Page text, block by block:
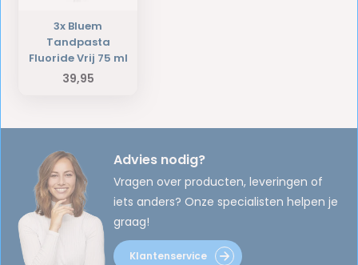
3x Bluem
Tandpasta
Fluoride Vrij 75 ml
39,95
Advies nodig?
Vragen over producten, leveringen of
iets anders? Onze specialisten helpen je
graag!
Klantenservice